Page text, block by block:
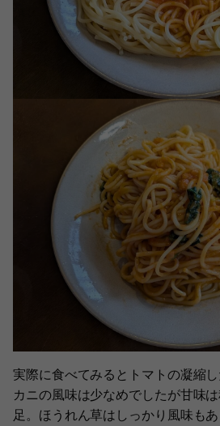
実際に食べてみるとトマトの凝縮し
カニの風味は少なめでしたが甘味
足。ほうれん草はしっかり風味も